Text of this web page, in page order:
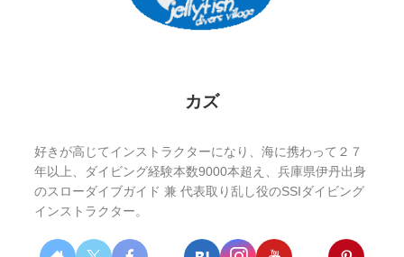
カズ
好きが高じてインストラクターになり、海に携わって２７
年以上、ダイビング経験本数9000本超え、兵庫県伊丹出身
のスローダイブガイド 兼 代表取り乱し役のSSIダイビング
インストラクター。